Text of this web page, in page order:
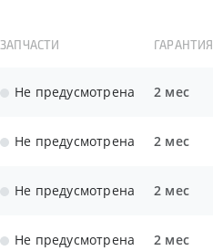
ЗАПЧАСТИ ГАРАНТИЯ
Не предусмотрена 2 мес
Не предусмотрена 2 мес
Не предусмотрена 2 мес
Не предусмотрена 2 мес